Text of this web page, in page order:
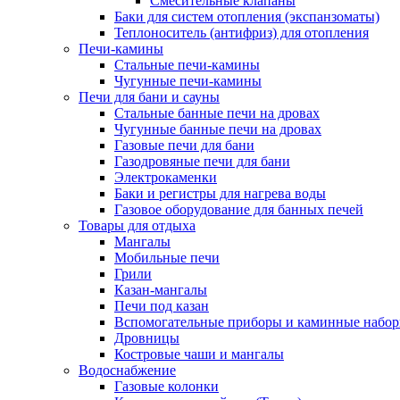
Баки для систем отопления (экспанзоматы)
Теплоноситель (антифриз) для отопления
Печи-камины
Стальные печи-камины
Чугунные печи-камины
Печи для бани и сауны
Стальные банные печи на дровах
Чугунные банные печи на дровах
Газовые печи для бани
Газодровяные печи для бани
Электрокаменки
Баки и регистры для нагрева воды
Газовое оборудование для банных печей
Товары для отдыха
Мангалы
Мобильные печи
Грили
Казан-мангалы
Печи под казан
Вспомогательные приборы и каминные
Дровницы
Костровые чаши и мангалы
Водоснабжение
Газовые колонки